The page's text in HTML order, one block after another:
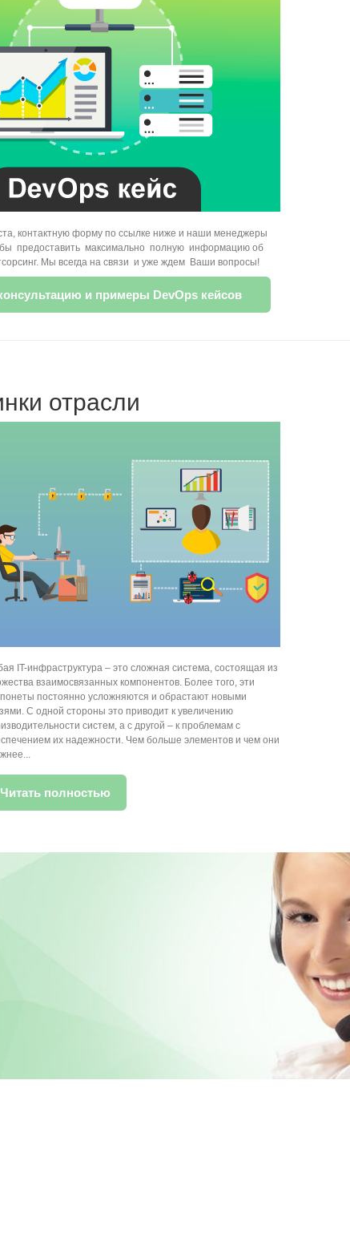
контактную форму по ссылке ниже и наши менеджеры
предоставить максимально полную информацию об
Мы всегда на связи и уже ждем Ваши вопросы!
и примеры DevOps кейсов
отрасли
IT-инфраструктура – это сложная система, состоящая из
взаимосвязанных компонентов. Более того, эти
постоянно усложняются и обрастают новыми
С одной стороны это приводит к увеличению
систем, а с другой – к проблемам с
их надежности. Чем больше элементов и чем они
Читать полностью